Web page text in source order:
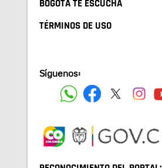
BOGOTA TE ESCUCHA
TÉRMINOS DE USO
Síguenos: